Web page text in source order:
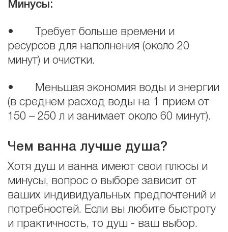
Минусы:
• Требует больше времени и
ресурсов для наполнения (около 20
минут) и очистки.
• Меньшая экономия воды и энергии
(в среднем расход воды на 1 прием от
150 – 250 л и занимает около 60 минут).
Чем ванна лучше душа?
Хотя душ и ванна имеют свои плюсы и
минусы, вопрос о выборе зависит от
ваших индивидуальных предпочтений и
потребностей. Если вы любите быстроту
и практичность, то душ - ваш выбор.